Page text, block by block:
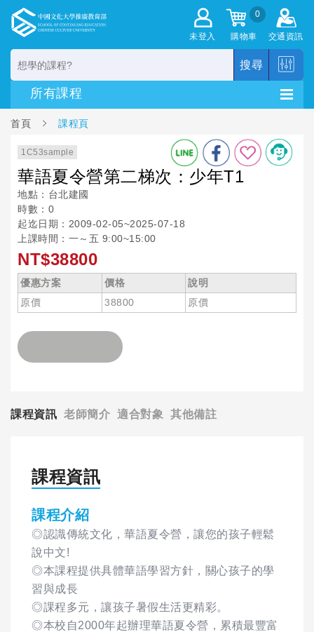
未登入
0
購物車 交通資訊
搜尋
首頁 課程頁
1C53sample
華語夏令營第二梯次：少年T1
地點：台北建國
時數：0
起迄日期：2009-02-05~2025-07-18
上課時間：一～五 9:00~15:00
NT$38800
優惠方案 價格
說明
原價
38800 原價
課程資訊 老師簡介 適合對象 其他備註
課程資訊
課程介紹
◎認識傳統文化，華語夏令營，讓您的孩子輕鬆
說中文!
◎本課程提供具體華語學習方針，關心孩子的學
習與成長
◎課程多元，讓孩子暑假生活更精彩。
◎本校自2000年起辦理華語夏令營，累積最豐富